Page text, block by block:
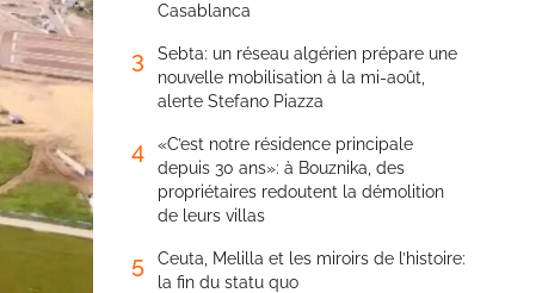
Casablanca
3
Sebta: un réseau algérien prépare une
nouvelle mobilisation à la mi-août,
alerte Stefano Piazza
4
«C’est notre résidence principale
depuis 30 ans»: à Bouznika, des
propriétaires redoutent la démolition
de leurs villas
5
Ceuta, Melilla et les miroirs de l’histoire:
la fin du statu quo